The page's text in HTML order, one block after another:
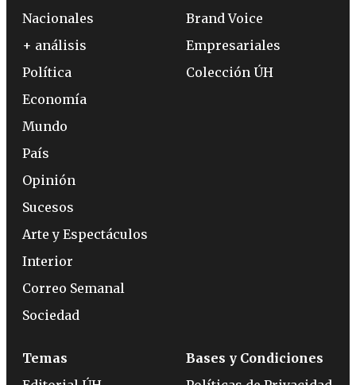
Nacionales
+ análisis
Política
Economía
Mundo
País
Opinión
Sucesos
Arte y Espectáculos
Interior
Correo Semanal
Sociedad
Brand Voice
Empresariales
Colección ÚH
Temas
Bases y Condiciones